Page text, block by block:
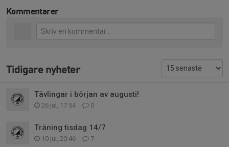
Kommentarer
Tidigare nyheter
Tävlingar i början av augusti!
26 jul, 17:54 0
Träning tisdag 14/7
10 jul, 20:46 7